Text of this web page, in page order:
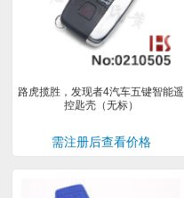
路虎揽胜，发现者4汽车五键智能遥
控匙壳（无标）
需注册后查看价格